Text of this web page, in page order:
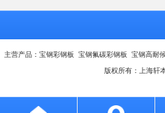
主营产品：宝钢彩钢板 宝钢氟碳彩钢板 宝钢高
版权所有：上海轩